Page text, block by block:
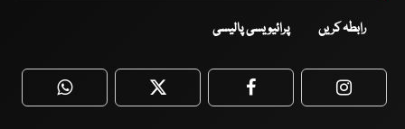
رابطہ کریں پرائیویسی پالیسی
WhatsApp Twitter Facebook